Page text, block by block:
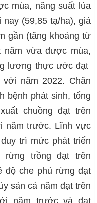
mùa, năng suất lúa
(59,85 tạ/ha), giá
gần (tăng khoảng từ
năm vừa được mùa,
lương thực ước đạt
năm 2022. Chăn
bệnh phát sinh, tổng
chuồng đạt trên
năm trước. Lĩnh vực
trì mức phát triển
rừng trồng đạt trên
độ che phủ rừng đạt
sản cả năm đạt trên